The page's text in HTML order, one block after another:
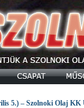
5.) – Szolnoki Olaj KK